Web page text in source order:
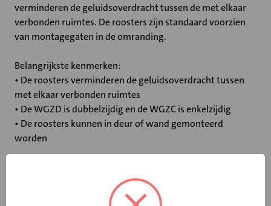
verminderen de geluidsoverdracht tussen de met elkaar
verbonden ruimtes. De roosters zijn standaard voorzien
van montagegaten in de omranding.
Belangrijkste kenmerken:
• De roosters verminderen de geluidsoverdracht tussen
met elkaar verbonden ruimtes
• De WGZD is dubbelzijdig en de WGZC is enkelzijdig
• De roosters kunnen in deur of wand gemonteerd
worden